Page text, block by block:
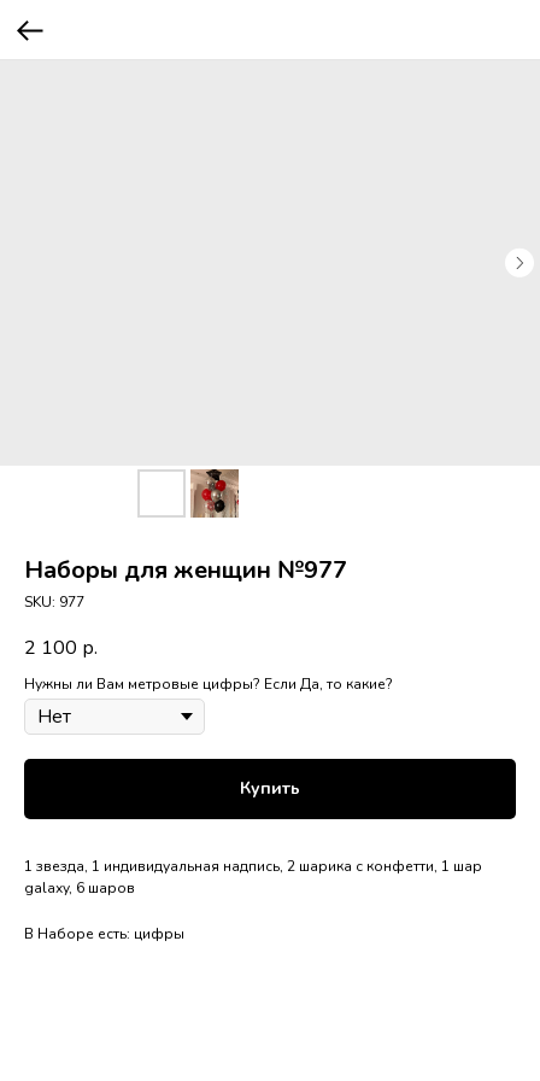
Наборы для женщин №977
SKU: 977
2 100 р.
Нужны ли Вам метровые цифры? Если Да, то какие?
Купить
1 звезда, 1 индивидуальная надпись, 2 шарика с конфетти, 1 шар
galaxy, 6 шаров
В Наборе есть: цифры